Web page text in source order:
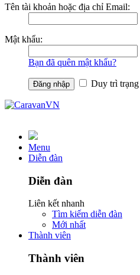
Tên tài khoản hoặc địa chỉ Email:
Mật khẩu:
Bạn đã quên mật khẩu?
Duy trì trạng
Menu
Diễn đàn
Diễn đàn
Liên kết nhanh
Tìm kiếm diễn đàn
Mới nhất
Thành viên
Thành viên